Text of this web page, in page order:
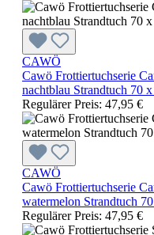
CAWÖ
Cawö Frottiertuchserie
nachtblau Strandtuch 70
Regulärer Preis: 47,95 €
CAWÖ
Cawö Frottiertuchserie
watermelon Strandtuch
Regulärer Preis: 47,95 €